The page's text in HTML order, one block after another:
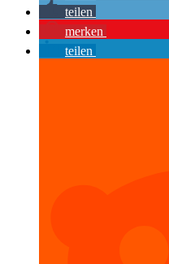
teilen
merken
teilen